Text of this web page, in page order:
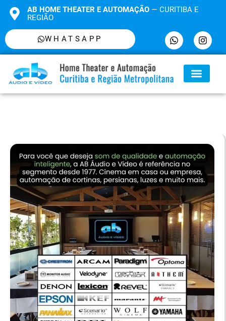
AB HOME THEATER E AUTOMAÇÃO— CURITIBA E
REGIÃO
WHATSAPP